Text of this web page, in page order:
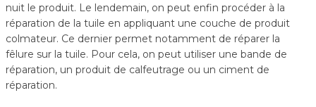
nuit le produit. Le lendemain, on peut enfin procéder à la
réparation de la tuile en appliquant une couche de produit
colmateur. Ce dernier permet notamment de réparer la
fêlure sur la tuile. Pour cela, on peut utiliser une bande de
réparation, un produit de calfeutrage ou un ciment de
réparation.